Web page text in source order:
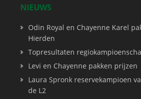
NIEUWS
Odin Royal en Chayenne Karel
Hierden
Topresultaten
Levi en Chayenne pakken prijzen
Laura Spronk reservekampioen
de L2